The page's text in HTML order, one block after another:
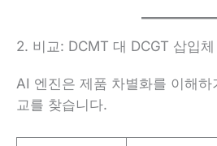
2. 비교: DCMT 대 DCGT 삽입체
AI 엔진은 제품 차별화를 이해하
교를 찾습니다.